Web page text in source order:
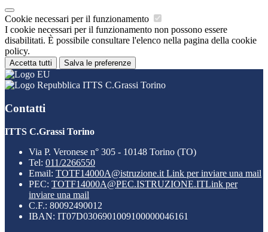
Cookie necessari per il funzionamento
I cookie necessari per il funzionamento non possono essere
disabilitati. È possibile consultare l'elenco nella pagina della cookie
policy.
Accetta tutti Salva le preferenze
ITTS C.Grassi Torino
Contatti
ITTS C.Grassi Torino
Via P. Veronese n° 305 - 10148 Torino (TO)
Tel: 011/2266550
Email: TOTF14000A@istruzione.it Link per inviare una mail
PEC: TOTF14000A@PEC.ISTRUZIONE.ITLink per
inviare una mail
C.F.: 80092490012
IBAN: IT07D0306901009100000046161